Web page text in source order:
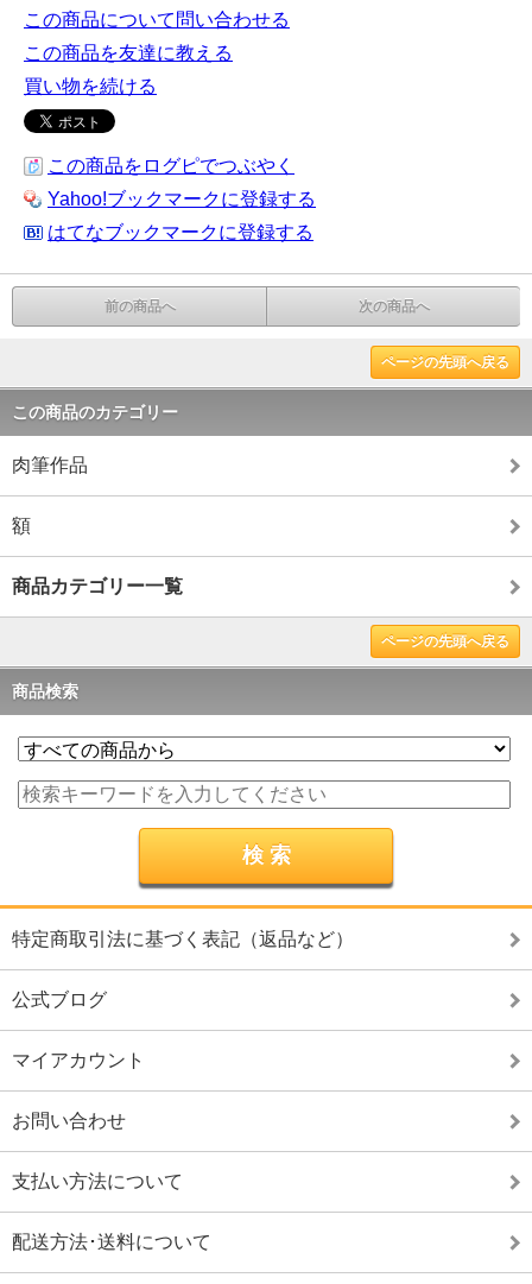
この商品について問い合わせる
この商品を友達に教える
買い物を続ける
この商品をログピでつぶやく
Yahoo!ブックマークに登録する
はてなブックマークに登録する
前の商品へ 次の商品へ
ページの先頭へ戻る
この商品のカテゴリー
肉筆作品
額
商品カテゴリー一覧
ページの先頭へ戻る
商品検索
特定商取引法に基づく表記（返品など）
公式ブログ
マイアカウント
お問い合わせ
支払い方法について
配送方法･送料について